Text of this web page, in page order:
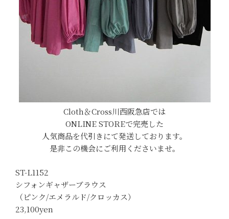
Cloth＆Cross川西阪急店では
ONLINE STOREで完売した
人気商品を代引きにて発送しております。
是非この機会にご利用くださいませ。
ST-L1152
シフォンギャザーブラウス
（ピンク/エメラルド/クロッカス）
23,100yen